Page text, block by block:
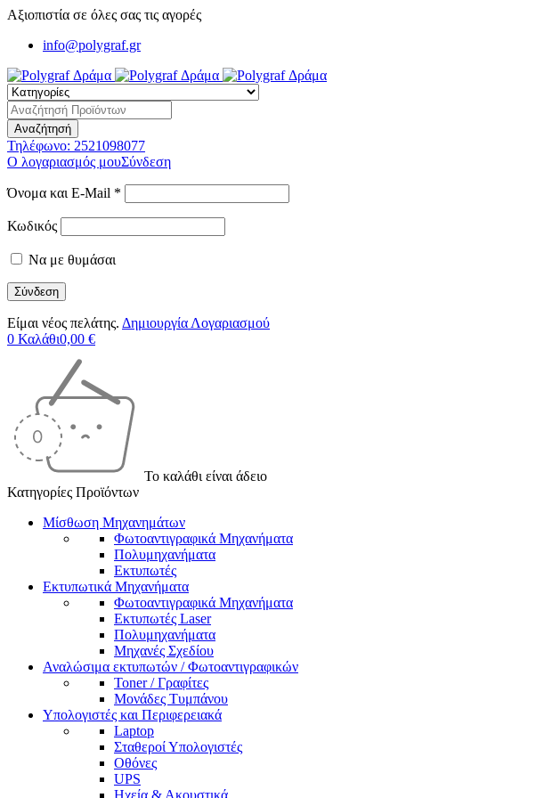
Αξιοπιστία σε όλες σας τις αγορές
info@polygraf.gr
Τηλέφωνο: 2521098077
Ο λογαριασμός μουΣύνδεση
Όνομα και E-Mail *
Κωδικός
Να με θυμάσαι
Είμαι νέος πελάτης. Δημιουργία Λογαριασμού
0 Καλάθι0,00 €
Το καλάθι είναι άδειο
Κατηγορίες Προϊόντων
Μίσθωση Μηχανημάτων
Φωτοαντιγραφικά Μηχανήματα
Πολυμηχανήματα
Εκτυπωτές
Εκτυπωτικά Μηχανήματα
Φωτοαντιγραφικά Μηχανήματα
Εκτυπωτές Laser
Πολυμηχανήματα
Μηχανές Σχεδίου
Αναλώσιμα εκτυπωτών / Φωτοαντιγραφικών
Toner / Γραφίτες
Μονάδες Τυμπάνου
Υπολογιστές και Περιφερειακά
Laptop
Σταθεροί Υπολογιστές
Οθόνες
UPS
Ηχεία & Ακουστικά